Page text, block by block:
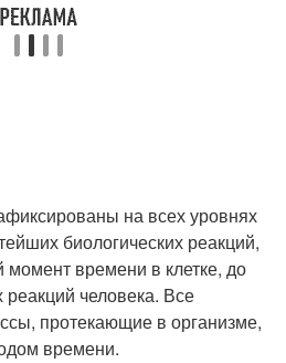
на всех уровнях
биологических реакций,
времени в клетке, до
человека. Все
протекающие в организме,
времени.